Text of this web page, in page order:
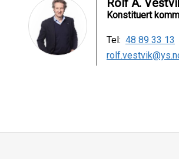
Rolf A.
Konstituert
Tel: 48 89 33 13